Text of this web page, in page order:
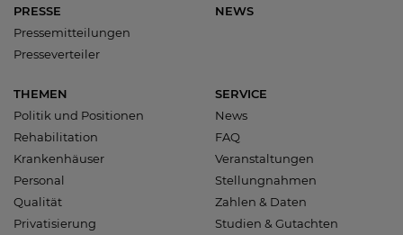
PRESSE
Pressemitteilungen
Presseverteiler
NEWS
THEMEN
Politik und Positionen
Rehabilitation
Krankenhäuser
Personal
Qualität
Privatisierung
SERVICE
News
FAQ
Veranstaltungen
Stellungnahmen
Zahlen & Daten
Studien & Gutachten